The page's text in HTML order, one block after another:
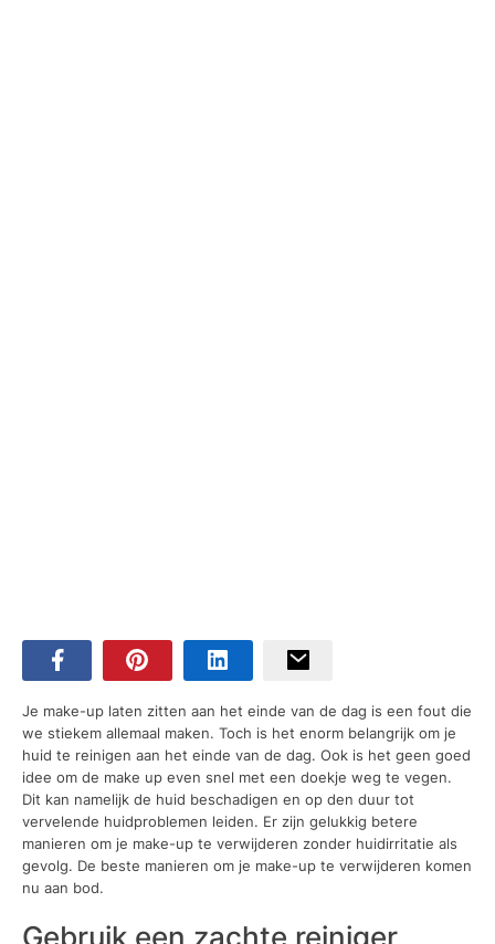
Je make-up laten zitten aan het einde van de dag is een fout die
we stiekem allemaal maken. Toch is het enorm belangrijk om je
huid te reinigen aan het einde van de dag. Ook is het geen goed
idee om de make up even snel met een doekje weg te vegen.
Dit kan namelijk de huid beschadigen en op den duur tot
vervelende huidproblemen leiden. Er zijn gelukkig betere
manieren om je make-up te verwijderen zonder huidirritatie als
gevolg. De beste manieren om je make-up te verwijderen komen
nu aan bod.
Gebruik een zachte reiniger